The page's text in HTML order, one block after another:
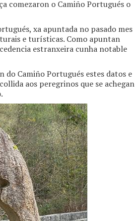
comezaron o Camiño Portugués o
xa apuntada no pasado mes
e turísticas. Como apuntan
estranxeira cunha notable
do Camiño Portugués estes datos e
aos peregrinos que se achegan